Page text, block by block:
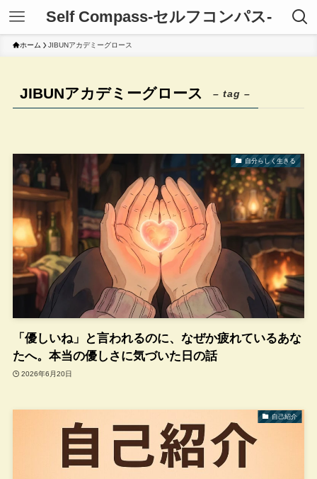
Self Compass-セルフコンパス-
ホーム JIBUNアカデミーグロース
JIBUNアカデミーグロース – tag –
自分らしく生きる
「優しいね」と言われるのに、なぜか疲れているあな
たへ。本当の優しさに気づいた日の話
2026年6月20日
自己紹介